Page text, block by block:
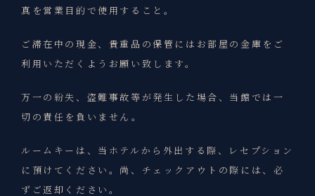
真を営業目的で使用すること。
ご滞在中の現金、貴重品の保管にはお部屋の金庫をご
利用いただくようお願い致します。
万一の紛失、盗難事故等が発生した場合、当館では一
切の責任を負いません。
ルームキーは、当ホテルから外出する際、レセプション
に預けてください。尚、チェックアウトの際には、必
ずご返却ください。